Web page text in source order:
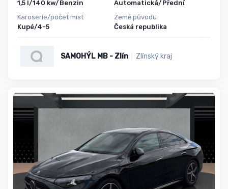
1,5 l/140 kw/Benzin
Karoserie/počet míst
Kupé/4-5
Automatická/Přední
Země původu
Česká republika
SAMOHÝL MB - Zlín Zlínský kraj